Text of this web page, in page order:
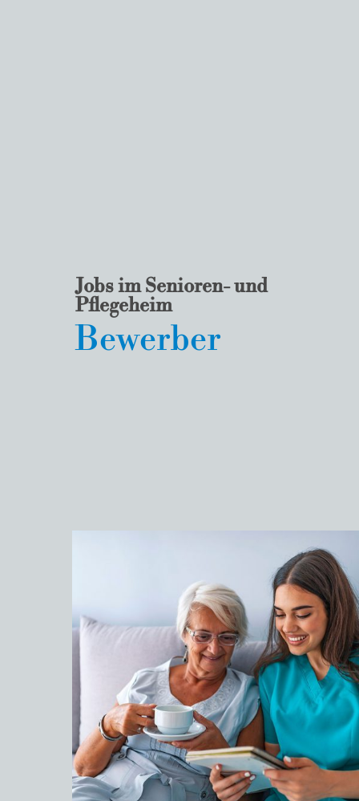
Jobs im Senioren- und
Pflegeheim
Bewerber